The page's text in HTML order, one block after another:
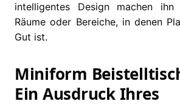
intelligentes Design machen
Räume oder Bereiche, in denen
Gut ist.
Miniform
Ein Ausdruck Ihres